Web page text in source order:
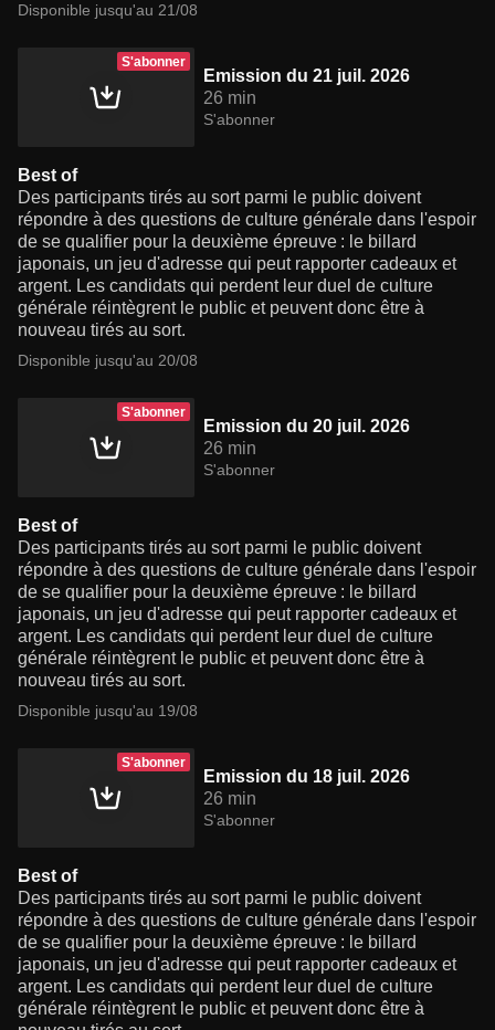
Disponible jusqu'au 21/08
S'abonner
Emission du 21 juil. 2026
26 min
S'abonner
Best of
Des participants tirés au sort parmi le public doivent
répondre à des questions de culture générale dans l'espoir
de se qualifier pour la deuxième épreuve : le billard
japonais, un jeu d'adresse qui peut rapporter cadeaux et
argent. Les candidats qui perdent leur duel de culture
générale réintègrent le public et peuvent donc être à
nouveau tirés au sort.
Disponible jusqu'au 20/08
S'abonner
Emission du 20 juil. 2026
26 min
S'abonner
Best of
Des participants tirés au sort parmi le public doivent
répondre à des questions de culture générale dans l'espoir
de se qualifier pour la deuxième épreuve : le billard
japonais, un jeu d'adresse qui peut rapporter cadeaux et
argent. Les candidats qui perdent leur duel de culture
générale réintègrent le public et peuvent donc être à
nouveau tirés au sort.
Disponible jusqu'au 19/08
S'abonner
Emission du 18 juil. 2026
26 min
S'abonner
Best of
Des participants tirés au sort parmi le public doivent
répondre à des questions de culture générale dans l'espoir
de se qualifier pour la deuxième épreuve : le billard
japonais, un jeu d'adresse qui peut rapporter cadeaux et
argent. Les candidats qui perdent leur duel de culture
générale réintègrent le public et peuvent donc être à